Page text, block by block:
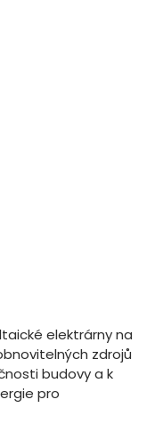
elektrárny na
zdrojů
budovy a k
pro